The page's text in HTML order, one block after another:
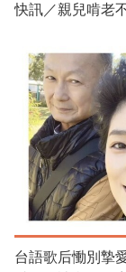
快訊／親兒啃老
台語歌后慟別摯